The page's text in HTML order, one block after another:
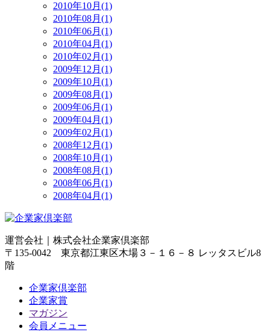
2010年10月(1)
2010年08月(1)
2010年06月(1)
2010年04月(1)
2010年02月(1)
2009年12月(1)
2009年10月(1)
2009年08月(1)
2009年06月(1)
2009年04月(1)
2009年02月(1)
2008年12月(1)
2008年10月(1)
2008年08月(1)
2008年06月(1)
2008年04月(1)
運営会社｜ 株式会社企業家倶楽部
〒135-0042 東京都江東区木場３－１６－８ レッタスビル8
階
企業家倶楽部
企業家賞
マガジン
会員メニュー